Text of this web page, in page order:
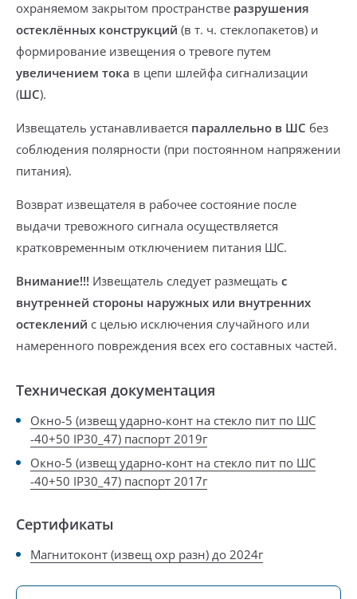
охраняемом закрытом пространстве разрушения
остеклённых конструкций (в т. ч. стеклопакетов) и
формирование извещения о тревоге путем
увеличением тока в цепи шлейфа сигнализации
(ШС).
Извещатель устанавливается параллельно в ШС без
соблюдения полярности (при постоянном напряжении
питания).
Возврат извещателя в рабочее состояние после
выдачи тревожного сигнала осуществляется
кратковременным отключением питания ШС.
Внимание!!! Извещатель следует размещать с
внутренней стороны наружных или внутренних
остеклений с целью исключения случайного или
намеренного повреждения всех его составных частей.
Техническая документация
Окно-5 (извещ ударно-конт на стекло пит по ШС
-40+50 IP30_47) паспорт 2019г
Окно-5 (извещ ударно-конт на стекло пит по ШС
-40+50 IP30_47) паспорт 2017г
Сертификаты
Магнитоконт (извещ охр разн) до 2024г